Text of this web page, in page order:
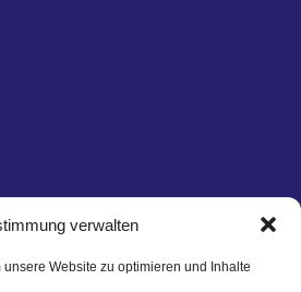
verwalten
Website zu optimieren und Inhalte